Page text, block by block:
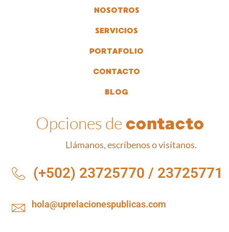
NOSOTROS
SERVICIOS
PORTAFOLIO
CONTACTO
BLOG
Opciones de contacto
Llámanos, escríbenos o visítanos.
(+502) 23725770 / 23725771
hola@uprelacionespublicas.com